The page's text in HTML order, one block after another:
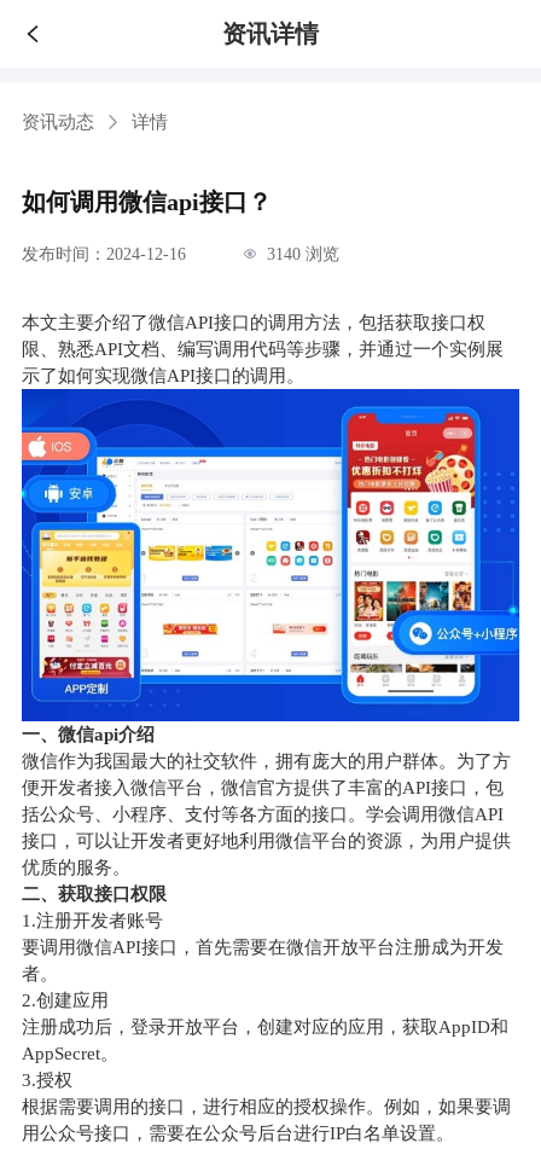
资讯详情
资讯动态 详情
如何调用微信api接口？
发布时间：2024-12-16 3140 浏览
本文主要介绍了微信API接口的调用方法，包括获取接口权
限、熟悉API文档、编写调用代码等步骤，并通过一个实例展
示了如何实现微信API接口的调用。
一、微信api介绍
微信作为我国最大的社交软件，拥有庞大的用户群体。为了方
便开发者接入微信平台，微信官方提供了丰富的API接口，包
括公众号、小程序、支付等各方面的接口。学会调用微信API
接口，可以让开发者更好地利用微信平台的资源，为用户提供
优质的服务。
二、获取接口权限
1.注册开发者账号
要调用微信API接口，首先需要在微信开放平台注册成为开发
者。
2.创建应用
注册成功后，登录开放平台，创建对应的应用，获取AppID和
AppSecret。
3.授权
根据需要调用的接口，进行相应的授权操作。例如，如果要调
用公众号接口，需要在公众号后台进行IP白名单设置。